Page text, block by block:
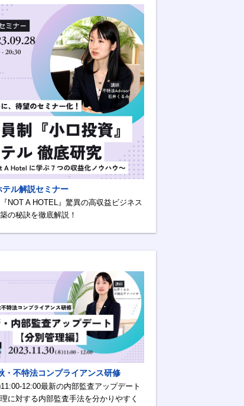
テル解説セミナー
NOT A HOTEL』驚異の高収益ビジネス
の秘訣を徹底解説！
・不特法コンプライアンス研修
12:00最新の内部監査アップデート
に対する内部監査手法を分かりやすく